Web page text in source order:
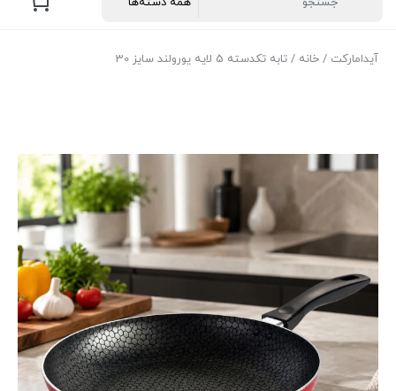
آیدامارکت / خانه / تابه تکدسته 5 لایه یورولند سایز 30